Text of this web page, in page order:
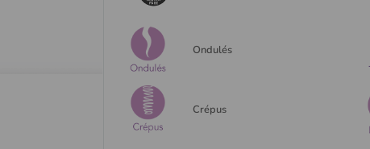
Ondulés
Crépus